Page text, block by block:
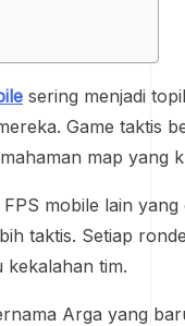
sering menjadi
Game taktis
map yang
mobile lain
taktis. Setiap
kekalahan tim.
Arga yang